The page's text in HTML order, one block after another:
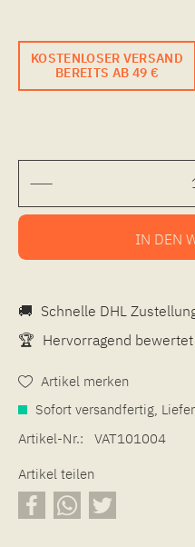
KOSTENLOSER VERSAND
BEREITS AB 49 €
IN DEN
🚚 Schnelle DHL
🏆 Hervorragend
Artikel merken
Sofort versandfertig,
Artikel-Nr.:
VAT101004
Artikel teilen